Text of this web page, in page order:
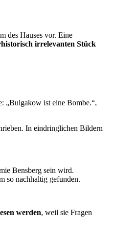
des Hauses vor. Eine
irrelevanten Stück
„Bulgakow ist eine Bombe.“,
In eindringlichen Bildern
Bensberg sein wird.
so nachhaltig gefunden.
werden, weil sie Fragen